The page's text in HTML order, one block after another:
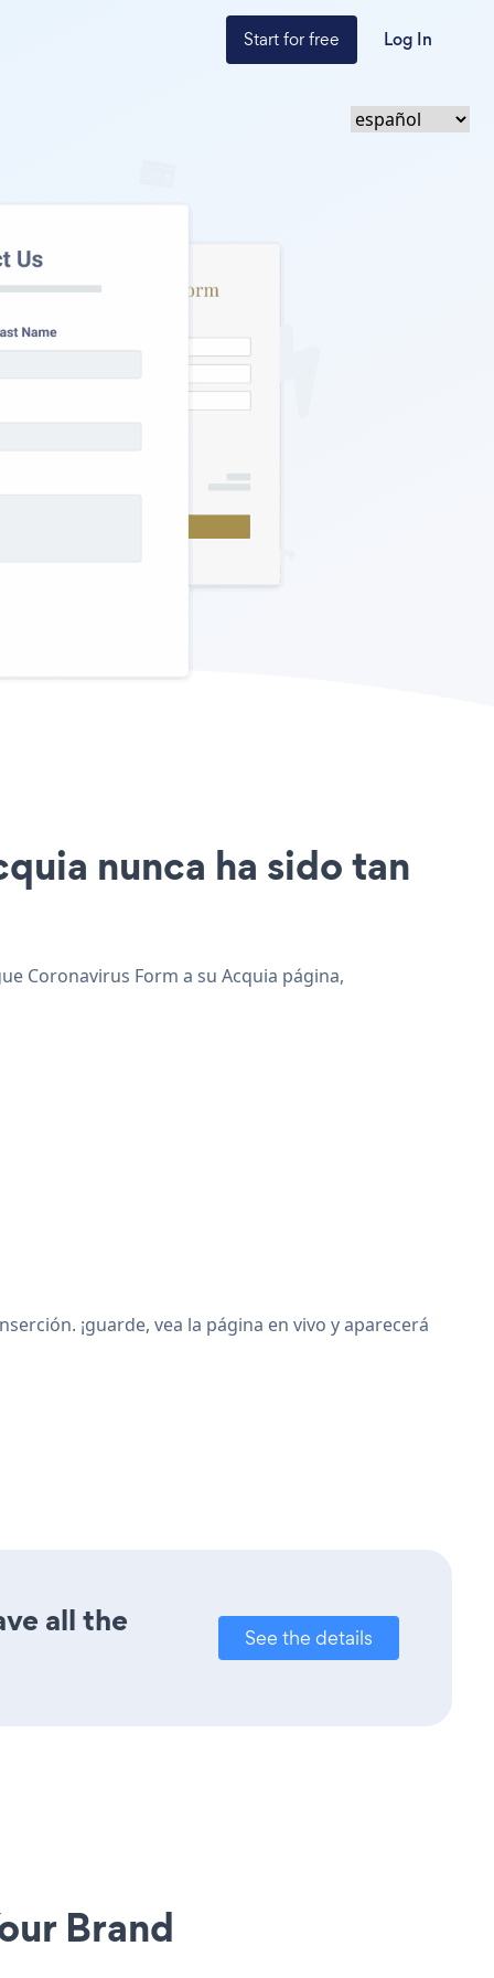
Start for free Log In
nunca ha sido tan
Coronavirus Form a su Acquia página,
¡guarde, vea la página en vivo y aparecerá
all the See the details
Brand